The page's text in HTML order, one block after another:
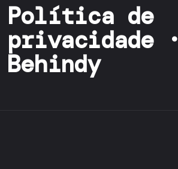
Política de
privacidade ·
Behindy